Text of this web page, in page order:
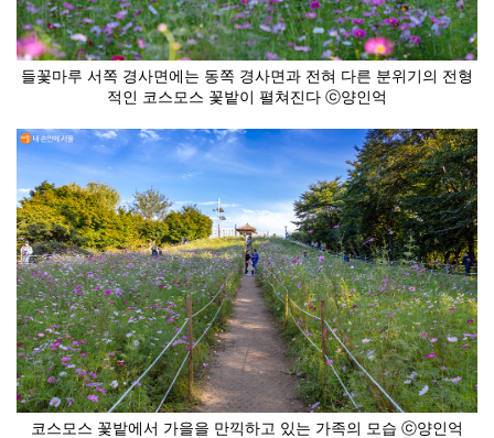
들꽃마루 서쪽 경사면에는 동쪽 경사면과 전혀 다른 분위기의 전형
적인 코스모스 꽃밭이 펼쳐진다 ⓒ양인억
코스모스 꽃밭에서 가을을 만끽하고 있는 가족의 모습 ⓒ양인억